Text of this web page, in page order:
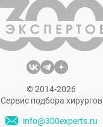
© 2014-2026
Сервис подбора хирургов
info@300experts.ru